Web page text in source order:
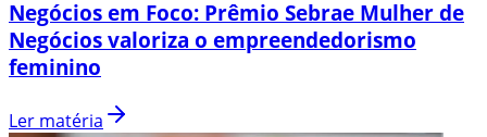
Negócios em Foco: Prêmio Sebrae Mulher de
Negócios valoriza o empreendedorismo
feminino
Ler matéria